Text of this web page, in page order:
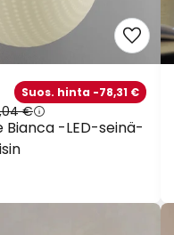
Bianca -LED-seinä-
Suos. hinta -78,31 €
€